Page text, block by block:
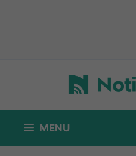
contenuto
MENU